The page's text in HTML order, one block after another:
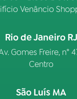
Venâncio
Rio de Janeiro RJ
Gomes Freire, n°
Centro
São Luís MA